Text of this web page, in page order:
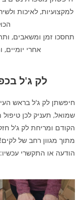
תחסכו זמן ומשאבים,
אחרי
לק ג'ל
חיפשתן לק ג'ל בראש
שמואל, תעניק לכן
הקודם ומריחת לק ג'ל
מתוך מגוון רחב של
הודעה או התקשרי עכשיו: 050-3422667.